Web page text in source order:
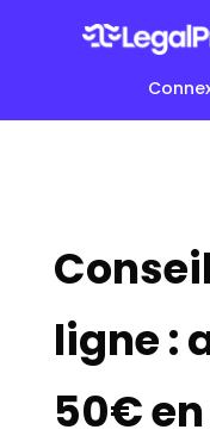
ligne :
50€